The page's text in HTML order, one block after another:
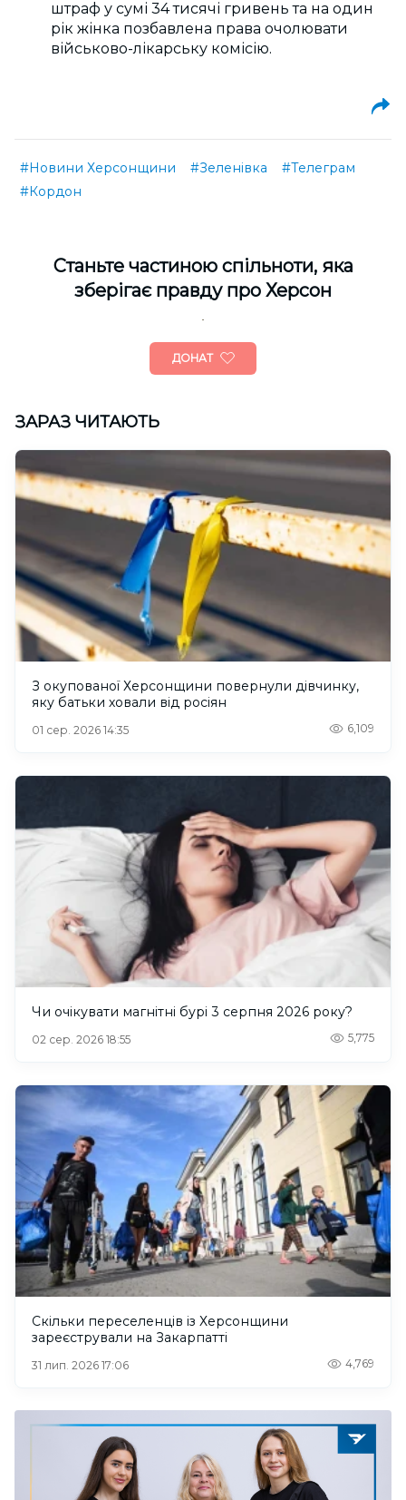
штраф у сумі 34 тисячі гривень та на один
рік жінка позбавлена права очолювати
військово-лікарську комісію.
#Новини Херсонщини #Зеленівка
#Телеграм
#Кордон
Cтаньте частиною спільноти, яка
зберігає правду про Херсон
ДОНАТ
ЗАРАЗ ЧИТАЮТЬ
З окупованої Херсонщини повернули дівчинку,
яку батьки ховали від росіян
01 сер. 2026 14:35 6,109
Чи очікувати магнітні бурі 3 серпня 2026 року?
02 сер. 2026 18:55 5,775
Скільки переселенців із Херсонщини
зареєстрували на Закарпатті
31 лип. 2026 17:06 4,769